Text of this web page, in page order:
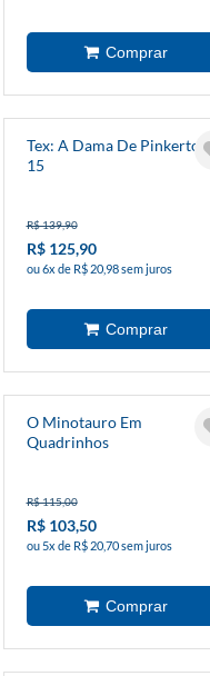
Tex: A Dama De Pinkerton
15
R$ 139,90
R$ 125,90
ou 6x de R$ 20,98 sem juros
O Minotauro Em
Quadrinhos
R$ 115,00
R$ 103,50
ou 5x de R$ 20,70 sem juros